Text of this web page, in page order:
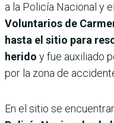
a la Policía Nacional y
Voluntarios de
hasta el sitio para
herido y fue auxiliado
por la zona de
En el sitio se